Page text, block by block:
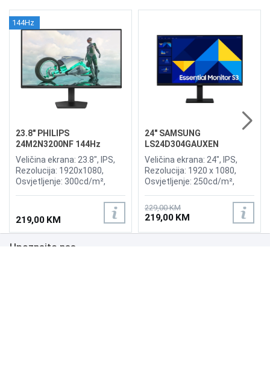
144Hz
23.8" PHILIPS
24M2N3200NF 144Hz
Gaming Display
Veličina ekrana: 23.8", IPS,
Rezolucija: 1920x1080,
Osvjetljenje: 300cd/m²,
219,00 KM
24" SAMSUNG
LS24D304GAUXEN
Essential S30GD 100Hz
Display
Veličina ekrana: 24", IPS,
Rezolucija: 1920 x 1080,
Osvjetljenje: 250cd/m²,
Osvježenje: 100Hz,
Kontrast: 1.000:1, Priključci:
HDMI 1.4, D-Sub, Speaker: No
229,00 KM
219,00 KM
Upoznajte nas